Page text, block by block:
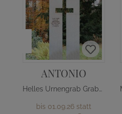
ANTONIO
Helles Urnengrab Grabmal mit Kreuz
bis 01.09.26 statt